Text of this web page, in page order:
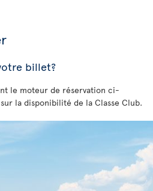
billet?
le moteur de réservation ci-
la disponibilité de la Classe Club.